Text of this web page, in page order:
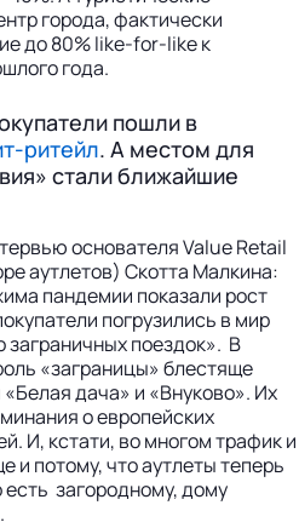
города, фактически
до 80% like-for-like к
года.
пошли в
ритейл. А местом для
стали ближайшие
основателя Value Retail
аутлетов) Скотта Малкина:
пандемии показали рост
погрузились в мир
поездок». В
«заграницы» блестяще
дача» и «Внуково». Их
о европейских
И, кстати, во многом трафик и
и потому, что аутлеты теперь
есть загородному, дому